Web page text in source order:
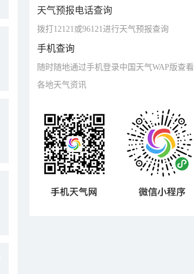
天气预报电话查询
拨打12121或96121进行天气预报查询
手机查询
随时随地通过手机登录中国天气WAP版查看
各地天气资讯